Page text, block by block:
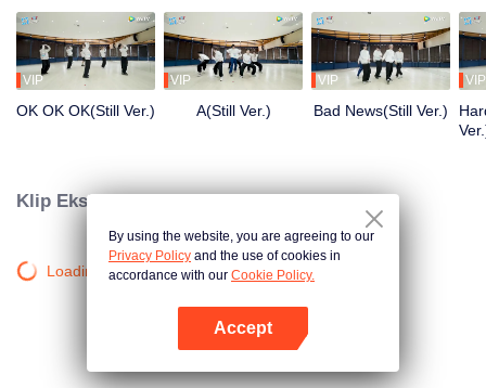
latihan?
VIP
OK OK OK(Still Ver.)
VIP
A(Still Ver.)
VIP
Bad News(Still Ver.)
VIP
Klip Eksklusif
Loading…
By using the website, you are agreeing to our
Privacy Policy and the use of cookies in
accordance with our Cookie Policy.
Accept